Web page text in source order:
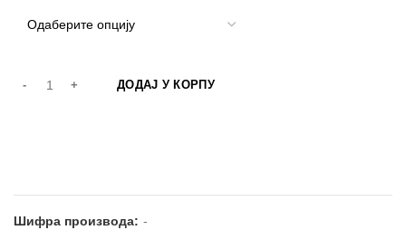
ДОДАЈ У КОРПУ
Шифра производа: -